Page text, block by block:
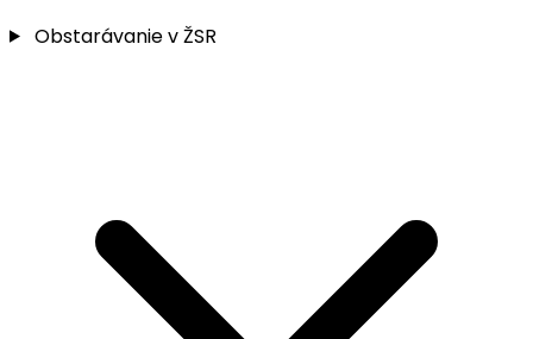
Obstarávanie v ŽSR